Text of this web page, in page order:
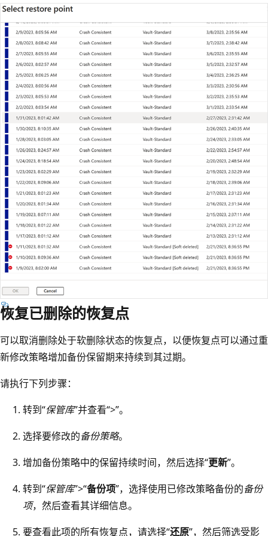
恢复已删除的恢复点
可以取消删除处于软删除状态的恢复点，以便恢复点可以通过重
新修改策略增加备份保留期来持续到其过期。
请执行下列步骤：
转到“保管库”并查看“>”。
选择要修改的备份策略。
增加备份策略中的保留持续时间，然后选择“更新”。
转到“保管库”>“备份项”，选择使用已修改策略备份的备份
项，然后查看其详细信息。
要查看此项的所有恢复点，请选择“还原”，然后筛选受影